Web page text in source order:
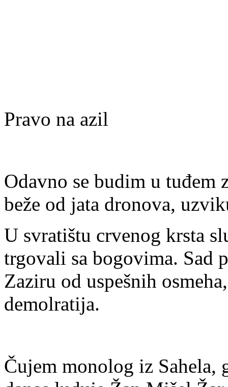
Pravo na azil
Odavno se budim u
beže od jata dronova,
U svratištu crvenog krsta
trgovali sa bogovima. Sad
Zaziru od uspešnih
demolratija.
Čujem monolog iz Sahela,